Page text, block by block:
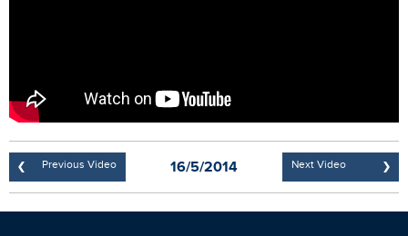
Previous Video 16/5/2014 Next Video